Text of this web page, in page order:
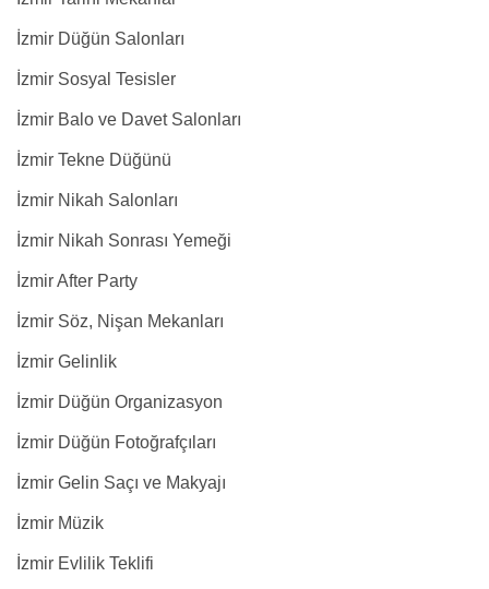
İzmir Düğün Salonları
İzmir Sosyal Tesisler
İzmir Balo ve Davet Salonları
İzmir Tekne Düğünü
İzmir Nikah Salonları
İzmir Nikah Sonrası Yemeği
İzmir After Party
İzmir Söz, Nişan Mekanları
İzmir Gelinlik
İzmir Düğün Organizasyon
İzmir Düğün Fotoğrafçıları
İzmir Gelin Saçı ve Makyajı
İzmir Müzik
İzmir Evlilik Teklifi